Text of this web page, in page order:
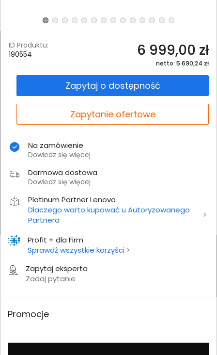
Profit + dla Firm
Sprawdź wszystkie korzyści
Zapytaj eksperta
Zadaj pytanie
ID Produktu:
190554
6 999,00 zł
netto: 5 690,24 zł
Zapytaj o dostępność
Zapytanie ofertowe
Na zamówienie
Dowiedz się więcej
Darmowa dostawa
Dowiedz się więcej
Platinum Partner Lenovo
Dlaczego warto kupować u Autoryzowanego
Partnera
Promocje